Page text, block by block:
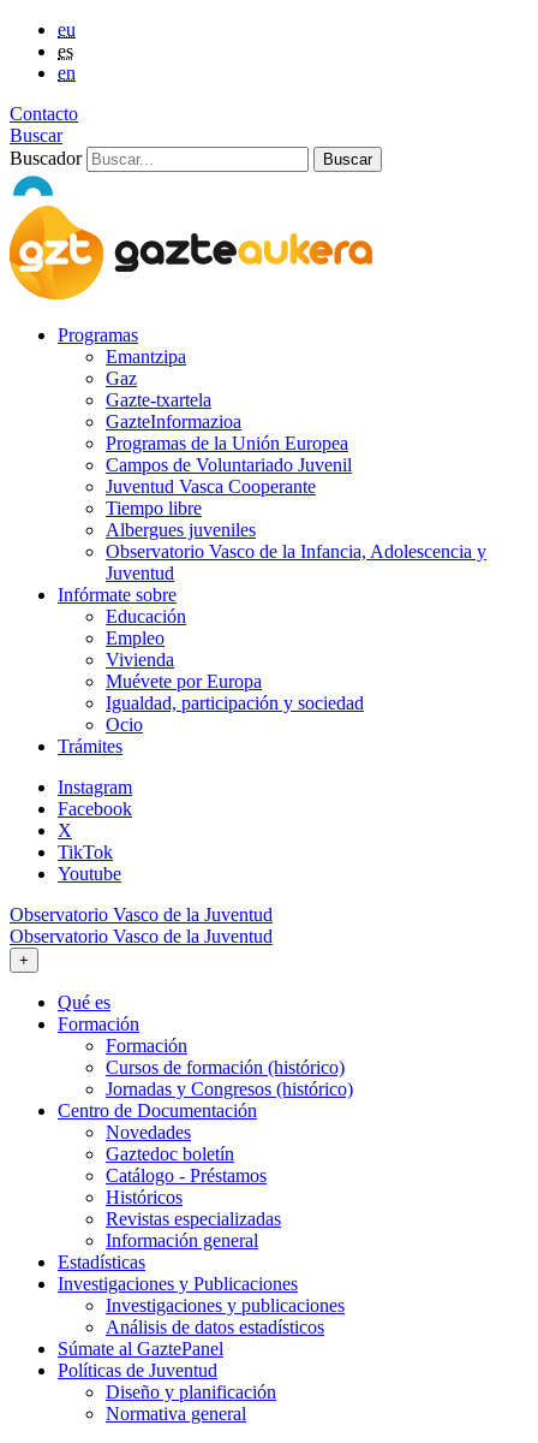
eu
es
en
Contacto
Buscar
Buscador
Programas
Emantzipa
Gaz
Gazte-txartela
GazteInformazioa
Programas de la Unión Europea
Campos de Voluntariado Juvenil
Juventud Vasca Cooperante
Tiempo libre
Albergues juveniles
Observatorio Vasco de la Infancia, Adolescencia y
Juventud
Infórmate sobre
Educación
Empleo
Vivienda
Muévete por Europa
Igualdad, participación y sociedad
Ocio
Trámites
Instagram
Facebook
X
TikTok
Youtube
Observatorio Vasco de la Juventud
Observatorio Vasco de la Juventud
+
Qué es
Formación
Formación
Cursos de formación (histórico)
Jornadas y Congresos (histórico)
Centro de Documentación
Novedades
Gaztedoc boletín
Catálogo - Préstamos
Históricos
Revistas especializadas
Información general
Estadísticas
Investigaciones y Publicaciones
Investigaciones y publicaciones
Análisis de datos estadísticos
Súmate al GaztePanel
Políticas de Juventud
Diseño y planificación
Normativa general